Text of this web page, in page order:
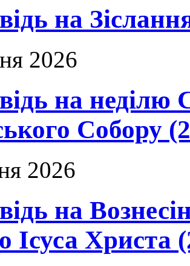
на
2026
на неділю
Собору
2026
на
Ісуса Христа